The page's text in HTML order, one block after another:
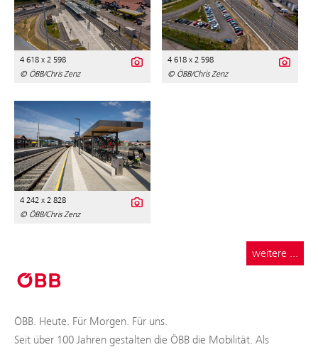
4 618 x 2 598
© ÖBB/Chris Zenz
4 618 x 2 598
© ÖBB/Chris Zenz
4 242 x 2 828
© ÖBB/Chris Zenz
weitere ...
ÖBB. Heute. Für Morgen. Für uns.
Seit über 100 Jahren gestalten die ÖBB die Mobilität. Als